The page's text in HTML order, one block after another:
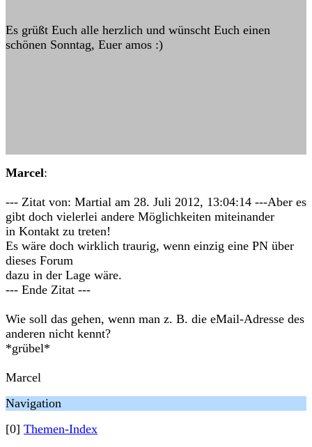
Es grüßt Euch alle herzlich und wünscht Euch einen
schönen Sonntag, Euer amos :)
Marcel:
--- Zitat von: Martial am 28. Juli 2012, 13:04:14 ---Aber es
gibt doch vielerlei andere Möglichkeiten miteinander
in Kontakt zu treten!
Es wäre doch wirklich traurig, wenn einzig eine PN über
dieses Forum
dazu in der Lage wäre.
--- Ende Zitat ---
Wie soll das gehen, wenn man z. B. die eMail-Adresse des
anderen nicht kennt?
*grübel*
Marcel
Navigation
[0] Themen-Index